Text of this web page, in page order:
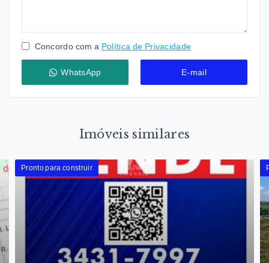
Concordo com a Política de Privacidade
WhatsApp E-mail
Imóveis similares
Pronto para construir